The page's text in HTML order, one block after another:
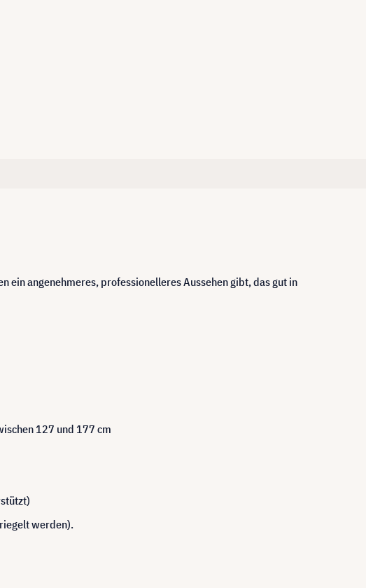
ein angenehmeres, professionelleres Aussehen gibt, das gut in
127 und 177 cm
werden).